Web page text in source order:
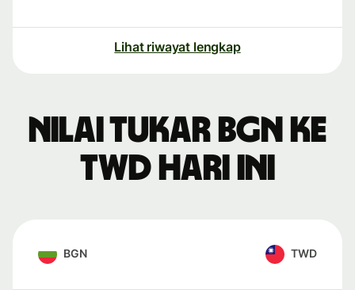
Lihat riwayat lengkap
Nilai tukar BGN ke
TWD hari ini
BGN TWD